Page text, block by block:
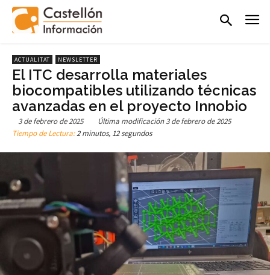
ACTUALITAT NEWSLETTER
El ITC desarrolla materiales
biocompatibles utilizando técnicas
avanzadas en el proyecto Innobio
3 de febrero de 2025 Última modificación 3 de febrero de 2025
Tiempo de Lectura:2 minutos, 12 segundos